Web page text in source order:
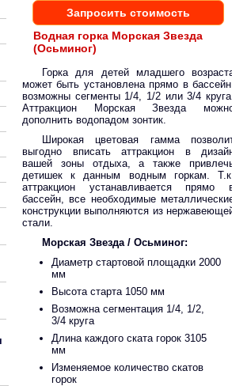
Запросить стоимость
Водная горка Морская Звезда
(Осьминог)
Горка для детей младшего
может быть установлена прямо в
возможны сегменты 1/4, 1/2 или 3/4
Аттракцион Морская Звезда
дополнить водопадом зонтик.
Широкая цветовая гамма
выгодно вписать аттракцион в
вашей зоны отдыха, а также
детишек к данным водным горкам.
аттракцион устанавливается прямо
бассейн, все необходимые
конструкции выполняются из
стали.
Морская Звезда / Осьминог:
Диаметр стартовой площадки 2000
мм
Высота старта 1050 мм
Возможна сегментация 1/4, 1/2,
3/4 круга
Длина каждого ската горок 3105
мм
Изменяемое количество скатов
горок